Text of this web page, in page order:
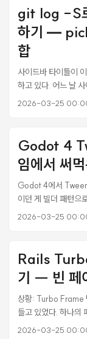
는 걸 나중에 깨달
근 방식의 문제 처음
FEATURES = [ {
증을 읽어드립니다
title: '사진 찍으면
'03_camera_hub'
지 않았다는 것이다.
git log -S
하기 —
합
사이드바 타이틀이
하고 있다. 어느 날
·정보분석” 같은 팀
히스토리를 먼저 파
show, git diff를 조
2026-03-25
Godot 4
임에서 써
Godot 4에서
이던 게 빌더 패턴으
린다. set_loops()를
마다 하나씩 추가된
모든 혼란의 원흉
tween_property()
드가 다르다. var
var pt:
PropertyTweener
set_loops() ✅ ❌
2026-03-25
Rails
기 -- 빈 페
상황: Turbo Frame
들고 있었다. 하나의
뷰 결과” 같은 탭을
2026-03-25